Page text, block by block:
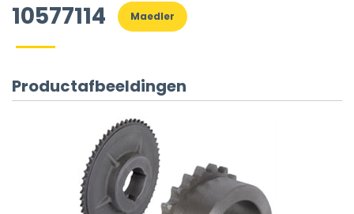
10577114 Maedler
Productafbeeldingen